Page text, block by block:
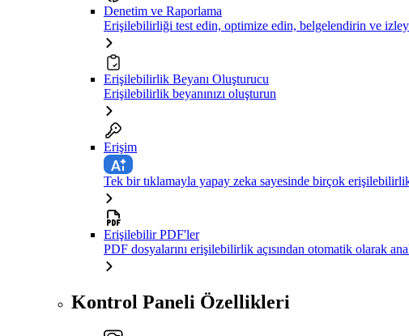
Denetim ve Raporlama
Erişilebilirliği test edin, optimize edin, belgelendirin ve
Erişilebilirlik Beyanı Oluşturucu
Erişilebilirlik beyanınızı oluşturun
Erişim
Tek bir tıklamayla yapay zeka sayesinde birçok
Erişilebilir PDF'ler
PDF dosyalarını erişilebilirlik açısından otomatik olarak
Kontrol Paneli Özellikleri